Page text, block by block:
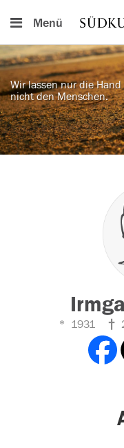
Menü
Wir lassen nur die Hand
nicht den Menschen.
1931